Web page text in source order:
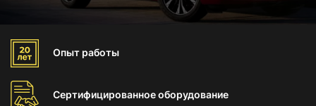
Опыт работы
Сертифицированноеоборудование